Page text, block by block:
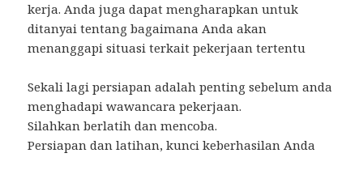
kerja. Anda juga dapat mengharapkan untuk
ditanyai tentang bagaimana Anda akan
menanggapi situasi terkait pekerjaan tertentu
Sekali lagi persiapan adalah penting sebelum anda
menghadapi wawancara pekerjaan.
Silahkan berlatih dan mencoba.
Persiapan dan latihan, kunci keberhasilan Anda